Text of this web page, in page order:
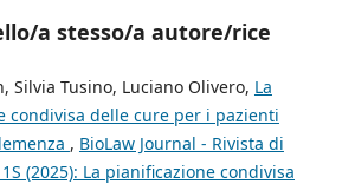
a stesso/a autore/rice
Silvia Tusino, Luciano Olivero, La
condivisa delle cure per i pazienti
, BioLaw Journal - Rivista di
(2025): La pianificazione condivisa